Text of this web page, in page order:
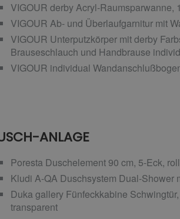
VIGOUR derby Acryl-Raumsparwanne,
VIGOUR Ab- und Überlaufgarnitur mit
VIGOUR Unterputzkörper mit derby
Brauseschlauch und Handbrause
VIGOUR individual
ANLAGE
Poresta Duschelement 90 cm, 5-Eck,
Kludi A-QA Duschsystem Dual-Shower
Duka gallery Fünfeckkabine
transparent